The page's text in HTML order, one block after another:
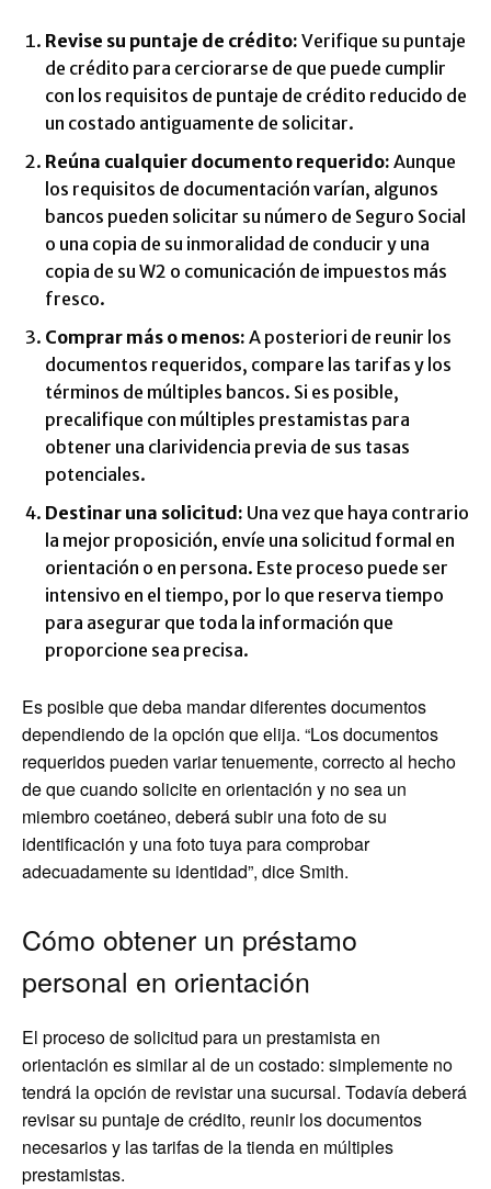
Revise su puntaje de crédito: Verifique su puntaje
de crédito para cerciorarse de que puede cumplir
con los requisitos de puntaje de crédito reducido de
un costado antiguamente de solicitar.
Reúna cualquier documento requerido: Aunque
los requisitos de documentación varían, algunos
bancos pueden solicitar su número de Seguro Social
o una copia de su inmoralidad de conducir y una
copia de su W2 o comunicación de impuestos más
fresco.
Comprar más o menos: A posteriori de reunir los
documentos requeridos, compare las tarifas y los
términos de múltiples bancos. Si es posible,
precalifique con múltiples prestamistas para
obtener una clarividencia previa de sus tasas
potenciales.
Destinar una solicitud: Una vez que haya contrario
la mejor proposición, envíe una solicitud formal en
orientación o en persona. Este proceso puede ser
intensivo en el tiempo, por lo que reserva tiempo
para asegurar que toda la información que
proporcione sea precisa.
Es posible que deba mandar diferentes documentos
dependiendo de la opción que elija. “Los documentos
requeridos pueden variar tenuemente, correcto al hecho
de que cuando solicite en orientación y no sea un
miembro coetáneo, deberá subir una foto de su
identificación y una foto tuya para comprobar
adecuadamente su identidad”, dice Smith.
Cómo obtener un préstamo
personal en orientación
El proceso de solicitud para un prestamista en
orientación es similar al de un costado: simplemente no
tendrá la opción de revistar una sucursal. Todavía deberá
revisar su puntaje de crédito, reunir los documentos
necesarios y las tarifas de la tienda en múltiples
prestamistas.